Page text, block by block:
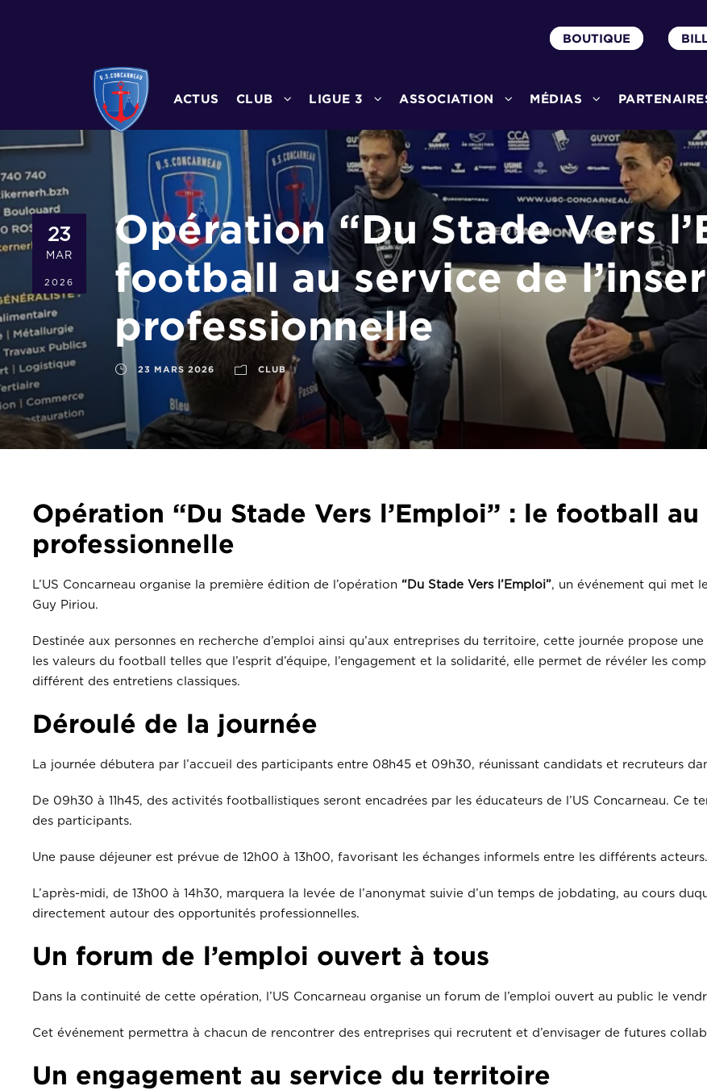
BOUTIQUE
ACTUS CLUB LIGUE 3 ASSOCIATION MÉDIAS
23
MAR
2026
Opération “Du Stade Vers
football au service de
professionnelle
23 MARS 2026 CLUB
Opération “Du Stade Vers l’Emploi” : le football
professionnelle
L’US Concarneau organise la première édition de l’opération “Du Stade Vers l’Emploi”, un événement qui met
Guy Piriou.
Destinée aux personnes en recherche d’emploi ainsi qu’aux entreprises du territoire, cette journée propose
les valeurs du football telles que l’esprit d’équipe, l’engagement et la solidarité, elle permet de révéler les
différent des entretiens classiques.
Déroulé de la journée
La journée débutera par l’accueil des participants entre 08h45 et 09h30, réunissant candidats et recruteurs
De 09h30 à 11h45, des activités footballistiques seront encadrées par les éducateurs de l’US Concarneau. Ce
des participants.
Une pause déjeuner est prévue de 12h00 à 13h00, favorisant les échanges informels entre les différents acteurs.
L’après-midi, de 13h00 à 14h30, marquera la levée de l’anonymat suivie d’un temps de jobdating, au cours
directement autour des opportunités professionnelles.
Un forum de l’emploi ouvert à tous
Dans la continuité de cette opération, l’US Concarneau organise un forum de l’emploi ouvert au public le
Cet événement permettra à chacun de rencontrer des entreprises qui recrutent et d’envisager de futures
Un engagement au service du territoire